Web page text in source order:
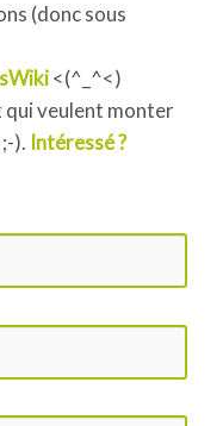
(donc sous
<(^_^<)
qui veulent monter
). Intéressé ?